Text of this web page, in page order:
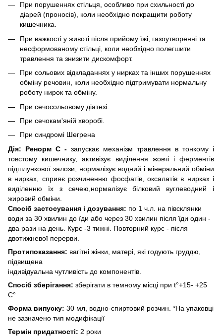
При порушеннях стільця, особливо при схильності до
діарей (проносів), коли необхідно покращити роботу
кишечника.
При важкості у животі після прийому їжі, газоутворенні та
несформованому стільці, коли необхідно полегшити
травлення та знизити дискомфорт.
При сольових відкладаннях у нирках та інших порушеннях
обміну речовин, коли необхідно підтримувати нормальну
роботу нирок та обміну.
При сечосольовому діатезі.
При сечокам'яній хворобі.
При синдромі Шегрена
Дія:
Ренорм С - запускає механізм травлення в тонкому і
товстому кишечнику, активізує виділення жовчі і ферментів
підшлункової залози, нормалізує водний і мінеральний обміни
в нирках, сприяє розчиненню фосфатів, оксалатів в нирках і
виділенню їх з сечею,нормалізує білковий вуглеводний і
жировий обміни.
Спосіб застосування і дозування: по 1 ч.л. на півсклянки
води за 30 хвилин до їди або через 30 хвилин після їди один -
два рази на день. Курс -3 тижні. Повторний курс - після
двотижневої перерви.
Протипоказання: вагітні жінки, матері, які годують груддю,
підвищена
індивідуальна чутливість до компонентів.
Спосіб зберігання: зберігати в темному місці при t°+15- +25
C°
Форма випуску: 30 мл, водно-спиртовий розчин. *На упаковці
не зазначено тип модифікації
Термін придатності: 2 роки